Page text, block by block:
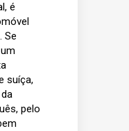
é
Se
suíça,
pelo